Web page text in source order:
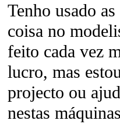
Tenho usado
coisa no
feito cada vez
lucro, mas
projecto ou
nestas